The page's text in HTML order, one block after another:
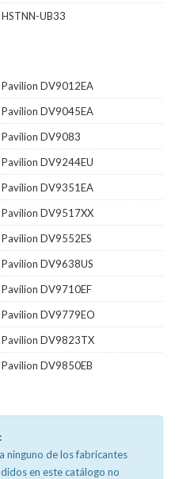
HSTNN-UB33
Pavilion DV9012EA
Pavilion DV9045EA
Pavilion DV9083
Pavilion DV9244EU
Pavilion DV9351EA
Pavilion DV9517XX
Pavilion DV9552ES
Pavilion DV9638US
Pavilion DV9710EF
Pavilion DV9779EO
Pavilion DV9823TX
Pavilion DV9850EB
ninguno de los fabricantes
en este catálogo no